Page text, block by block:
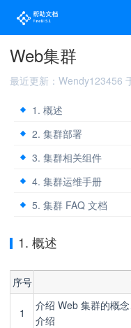
Web集群
最近更新：Wendy123456
1. 概述
2. 集群部署
3. 集群相关组件
4. 集群运维手册
5. 集群 FAQ 文档
1. 概述
序号
1
介绍 Web 集群的概
介绍